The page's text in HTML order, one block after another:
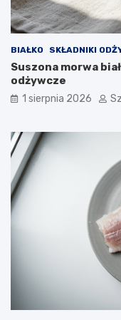
BIAŁKO SKŁADNIKI
Suszona morwa
odżywcze
1 sierpnia 2026